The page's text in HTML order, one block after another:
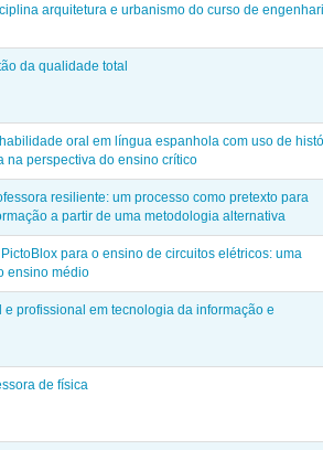
arquitetura e urbanismo do curso de
da qualidade total
oral em língua espanhola com uso de
na perspectiva do ensino crítico
resiliente: um processo como pretexto para
a partir de uma metodologia alternativa
para o ensino de circuitos elétricos: uma
ensino médio
e profissional em tecnologia da informação e
de física